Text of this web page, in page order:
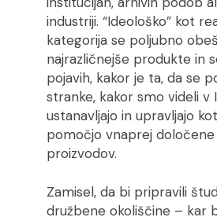
industriji. “Ideološko” kot
kategorija se poljubno
najrazličnejše produkte in
pojavih, kakor je ta, da se
stranke, kakor smo videli v
ustanavljajo in upravljajo
pomočjo vnaprej
proizvodov.
Zamisel, da bi pripravili
družbene okoliščine – kar